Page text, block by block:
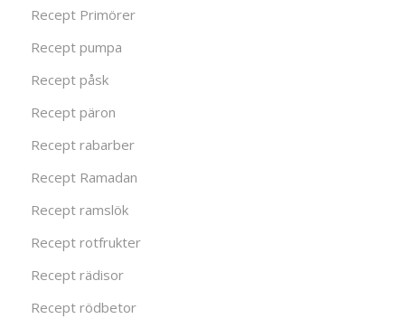
Recept Primörer
Recept pumpa
Recept påsk
Recept päron
Recept rabarber
Recept Ramadan
Recept ramslök
Recept rotfrukter
Recept rädisor
Recept rödbetor